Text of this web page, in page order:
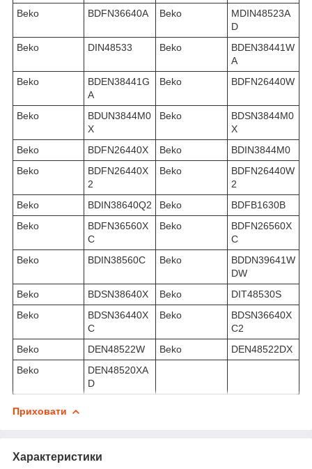
Beko BDFN36640A Beko
MDIN48523A
D
Beko
DIN48533 Beko
BDEN38441W
A
Beko
BDEN38441G
A
Beko BDFN26440W
Beko
BDUN3844M0
X
Beko
BDSN3844M0
X
Beko
BDFN26440X Beko
BDIN3844M0
Beko
BDFN26440X
2
Beko
BDFN26440W
2
Beko
BDIN38640Q2 Beko
BDFB1630B
Beko
BDFN36560X
C
Beko
BDFN26560X
C
Beko
BDIN38560C Beko
BDDN39641W
DW
Beko
BDSN38640X Beko
DIT48530S
Beko
BDSN36440X
C
Beko
BDSN36640X
C2
Beko
DEN48522W Beko
DEN48522DX
Beko
DEN48520XA
D
Приховати
Характеристики